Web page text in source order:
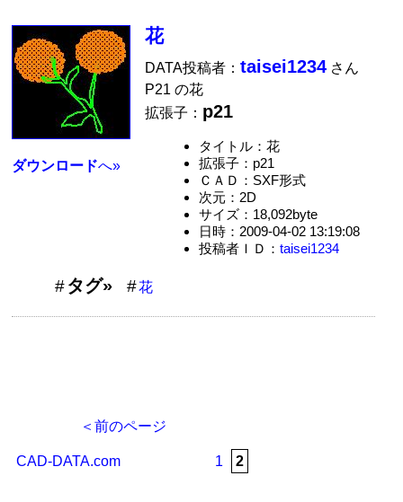
ダウンロードへ»
花
DATA投稿者：taisei1234 さん
P21 の花
拡張子： p21
タイトル：花
拡張子：p21
ＣＡＤ：SXF形式
次元：2D
サイズ：18,092byte
日時：2009-04-02 13:19:08
投稿者ＩＤ： taisei1234
タグ» 花
＜前のページ
CAD-DATA.com 1 2